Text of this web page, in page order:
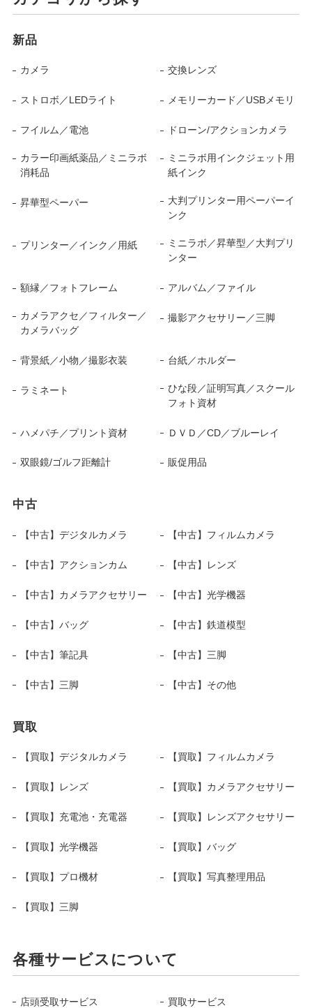
新品
カメラ 交換レンズ
ストロボ／LEDライト メモリーカード／USBメモリ
フイルム／電池 ドローン/アクションカメラ
カラー印画紙薬品／ミニラボ
消耗品
ミニラボ用インクジェット用
紙インク
昇華型ペーパー
大判プリンター用ペーパーイ
ンク
プリンター／インク／用紙
ミニラボ／昇華型／大判プリ
ンター
額縁／フォトフレーム アルバム／ファイル
カメラアクセ／フィルター／
カメラバッグ
撮影アクセサリー／三脚
背景紙／小物／撮影衣装 台紙／ホルダー
ラミネート
ひな段／証明写真／スクール
フォト資材
ハメパチ／プリント資材 ＤＶＤ／CD／ブルーレイ
双眼鏡/ゴルフ距離計 販促用品
中古
【中古】デジタルカメラ 【中古】フィルムカメラ
【中古】アクションカム 【中古】レンズ
【中古】カメラアクセサリー 【中古】光学機器
【中古】バッグ 【中古】鉄道模型
【中古】筆記具 【中古】三脚
【中古】三脚 【中古】その他
買取
【買取】デジタルカメラ 【買取】フィルムカメラ
【買取】レンズ 【買取】カメラアクセサリー
【買取】充電池・充電器 【買取】レンズアクセサリー
【買取】光学機器 【買取】バッグ
【買取】プロ機材 【買取】写真整理用品
【買取】三脚
各種サービスについて
店頭受取サービス 買取サービス